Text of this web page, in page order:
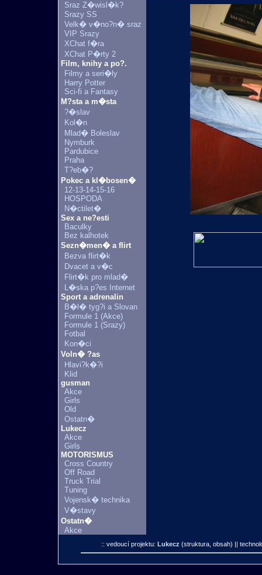
Sraz Z�wisl�k?
Srazy SS
Velk� v�no?n� sraz
VIP Srazy
XChat f�ra
XChat P�rty 2
Film, knihy a po?.
Filmy a seri�ly
Harry Potter
Sci-fi a Fantasy
M?sta a m�sta
?�slav
Kol�n
Mlad� Boleslav
Nymburk
Pardubice
Praha
T?eb�?
Pokec a kl�bosen�
12-13-14-15-16
HOSPODA
N�ctilet�
Sex a ne?esti
Baculky
Bez kalhotek
Sezn�men� a flirt
Bezva flirt�k
Dvacet a v�c
Flirt�k pro mlad�
L�ska p?es Internet
Sport a adrenalin
B�l� tyg?i a Slovan
Formule 1 (Akce)
Formule 1 (Srazy)
Fotbal
Kon�ci
Voln� ?as
Hlavi?k�?i
Klid
gusman
Akce
Girls
Old
Ostatn�
Lukecz
Akce
Girls
MOTORISMUS
Cross Country
Off Road
Truck Trial
Tuning
Vojensk� technika
V�stavy
Ostatn�
Akce
:: vedoucí projektu: Lukecz (struktura, obsah) ||